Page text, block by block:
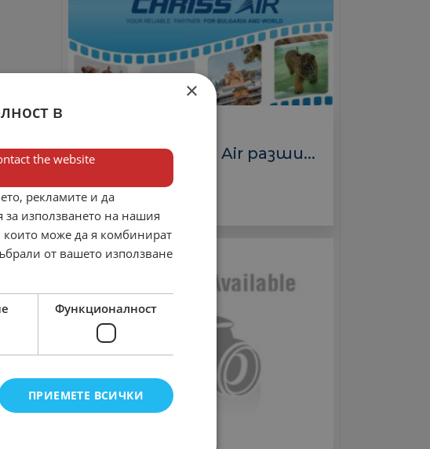
Крис Еър/Chriss Air разши...
×
в
the website
рекламите и да
използването на нашия
които може да я комбинират
от вашето използване
Функционалност
ПРИЕМЕТЕ ВСИЧКИ